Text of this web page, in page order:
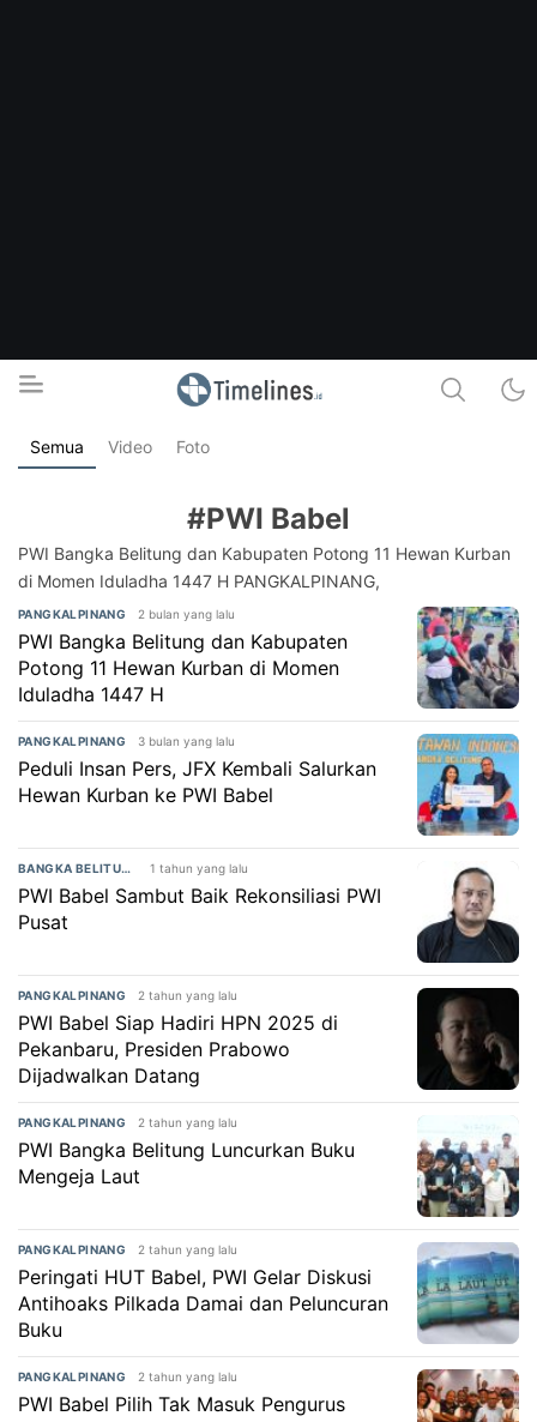
Timelines.id
Media Literasi, Sejarah & Budaya
Semua Video Foto
#PWI Babel
PWI Bangka Belitung dan Kabupaten Potong 11 Hewan Kurban
di Momen Iduladha 1447 H PANGKALPINANG,
PANGKALPINANG 2 bulan yang lalu
PWI Bangka Belitung dan Kabupaten
Potong 11 Hewan Kurban di Momen
Iduladha 1447 H
PANGKALPINANG 3 bulan yang lalu
Peduli Insan Pers, JFX Kembali Salurkan
Hewan Kurban ke PWI Babel
BANGKA BELITUNG 1 tahun yang lalu
PWI Babel Sambut Baik Rekonsiliasi PWI
Pusat
PANGKALPINANG 2 tahun yang lalu
PWI Babel Siap Hadiri HPN 2025 di
Pekanbaru, Presiden Prabowo
Dijadwalkan Datang
PANGKALPINANG 2 tahun yang lalu
PWI Bangka Belitung Luncurkan Buku
Mengeja Laut
PANGKALPINANG 2 tahun yang lalu
Peringati HUT Babel, PWI Gelar Diskusi
Antihoaks Pilkada Damai dan Peluncuran
Buku
PANGKALPINANG 2 tahun yang lalu
PWI Babel Pilih Tak Masuk Pengurus